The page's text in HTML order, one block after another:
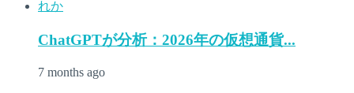
ChatGPTが分析：2026年の仮想通貨...
7 months ago